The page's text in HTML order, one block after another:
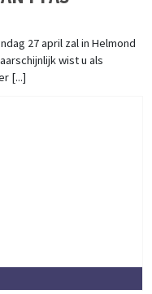
27 april zal in Helmond
wist u als
[...]